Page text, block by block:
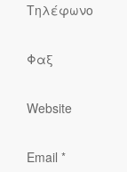
Τηλέφωνο
Φαξ
Website
Email *